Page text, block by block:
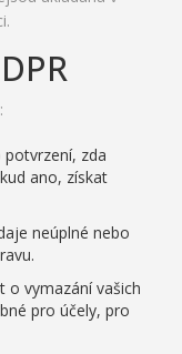
zda
ano, získat
neúplné nebo
vymazání vašich
pro účely, pro